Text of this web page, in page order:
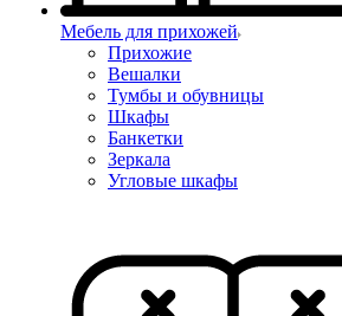
Мебель для прихожей
Прихожие
Вешалки
Тумбы и обувницы
Шкафы
Банкетки
Зеркала
Угловые шкафы